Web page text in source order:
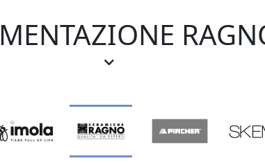
e rivestimenti per dare vita ai tuoi
unisce tradizione e design d'avanguardia,
abitativa e commerciale.